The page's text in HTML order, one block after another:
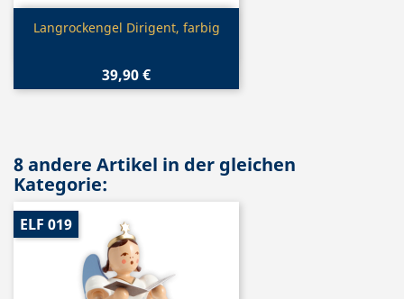
Vorschau
Langrockengel Dirigent, farbig
39,90 €
8 andere Artikel in der gleichen
Kategorie:
ELF 019